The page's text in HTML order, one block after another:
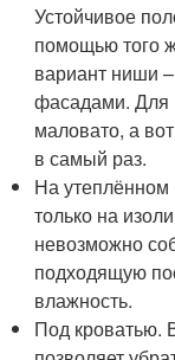
Устойчивое
помощью того
вариант ниши
фасадами. Для
маловато, а
в самый раз.
На
только на
невозможно
подходящую
влажность.
Под кроватью.